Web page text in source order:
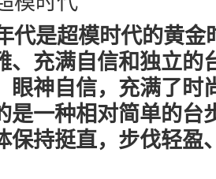
是超模时代的黄金
、充满自信和独立的
眼神自信，充满了时
是一种相对简单的台
保持挺直，步伐轻盈